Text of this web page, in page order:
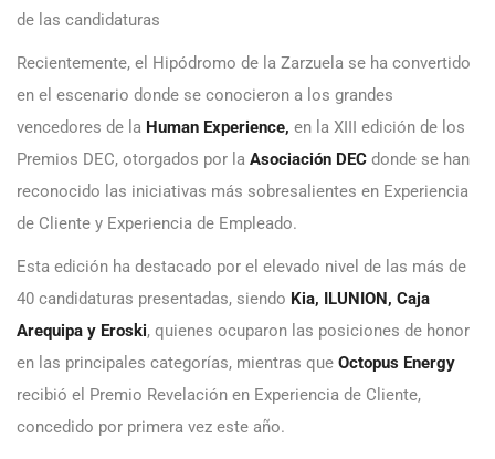
de las candidaturas
Recientemente, el Hipódromo de la Zarzuela se ha convertido
en el escenario donde se conocieron a los grandes
vencedores de la Human Experience, en la XIII edición de los
Premios DEC, otorgados por la Asociación DEC donde se han
reconocido las iniciativas más sobresalientes en Experiencia
de Cliente y Experiencia de Empleado.
Esta edición ha destacado por el elevado nivel de las más de
40 candidaturas presentadas, siendo Kia, ILUNION, Caja
Arequipa y Eroski, quienes ocuparon las posiciones de honor
en las principales categorías, mientras que Octopus Energy
recibió el Premio Revelación en Experiencia de Cliente,
concedido por primera vez este año.